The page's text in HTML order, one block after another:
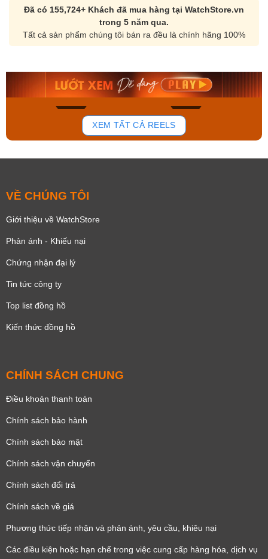
Đã có 155,724+ Khách đã mua hàng tại WatchStore.vn
trong 5 năm qua.
Tất cả sản phẩm chúng tôi bán ra đều là chính hãng 100%
136
Orient Nam RA-
Mua ngay
Casio Nam MTS-
Mua ngay
XEM TẤT CẢ REELS
VỀ CHÚNG TÔI
Giới thiệu về WatchStore
Phản ánh - Khiếu nại
Chứng nhận đại lý
Tin tức công ty
Top list đồng hồ
Kiến thức đồng hồ
CHÍNH SÁCH CHUNG
Điều khoản thanh toán
Chính sách bảo hành
Chính sách bảo mật
Chính sách vận chuyển
Chính sách đổi trả
Chính sách về giá
Phương thức tiếp nhận và phản ánh, yêu cầu, khiêu nại
Các điều kiện hoặc hạn chế trong việc cung cấp hàng hóa, dịch vụ